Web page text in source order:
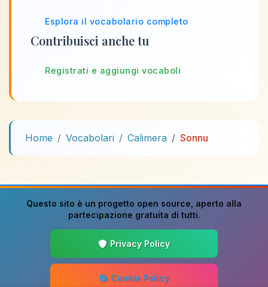
Esplora il vocabolario completo
Contribuisci anche tu
Registrati e aggiungi vocaboli
Home Vocabolari Calimera Sonnu
Questo sito è un progetto open source , aperto alla
partecipazione gratuita di tutti.
Privacy Policy
Cookie Policy